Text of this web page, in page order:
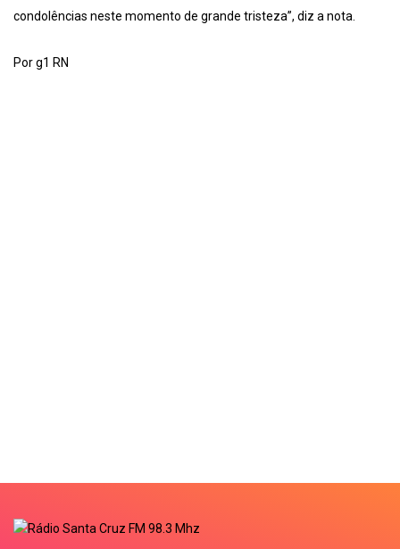
condolências neste momento de grande tristeza”, diz a nota.
Por g1 RN